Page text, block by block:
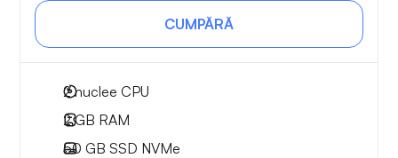
CUMPĂRĂ
2nuclee CPU
2 GB RAM
50 GB SSD NVMe